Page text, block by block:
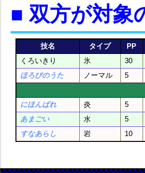
■ 双方が対象
技名 タイプ
PP
くろいきり
氷 30
ほろびのうた
ノーマル 5
にほんばれ
炎 5
あまごい
水 5
すなあらし
岩 10